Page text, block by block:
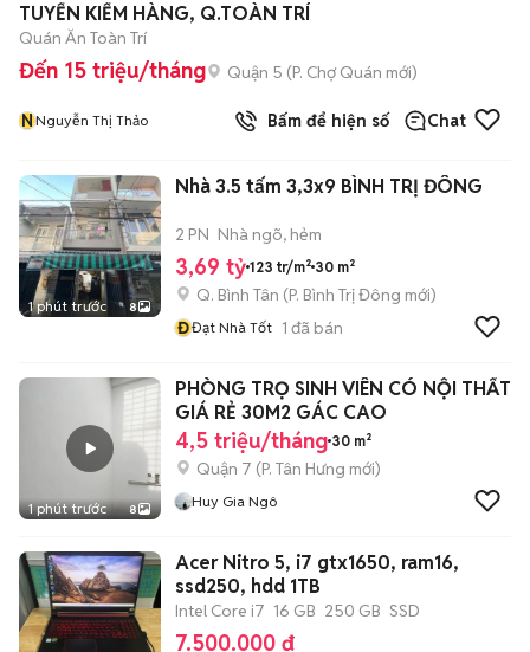
TUYỂN KIỂM HÀNG, Q.TOÀN TRÍ
Quán Ăn Toàn Trí
Đến 15 triệu/tháng Quận 5 (P. Chợ Quán mới)
NNguyễn Thị Thảo Bấm để hiện số Chat
1 phút trước 8
Nhà 3.5 tấm 3,3x9 BÌNH TRỊ ĐÔNG
2 PN Nhà ngõ, hẻm
3,69 tỷ 123 tr/m² 30 m²
Q. Bình Tân (P. Bình Trị Đông mới)
ĐĐạt Nhà Tốt 1 đã bán
1 phút trước 8
PHÒNG TRỌ SINH VIÊN CÓ NỘI THẤT
GIÁ RẺ 30M2 GÁC CAO
4,5 triệu/tháng 30 m²
Quận 7 (P. Tân Hưng mới)
Huy Gia Ngô
Acer Nitro 5, i7 gtx1650, ram16,
ssd250, hdd 1TB
Intel Core i7 16 GB 250 GB SSD
7.500.000 đ